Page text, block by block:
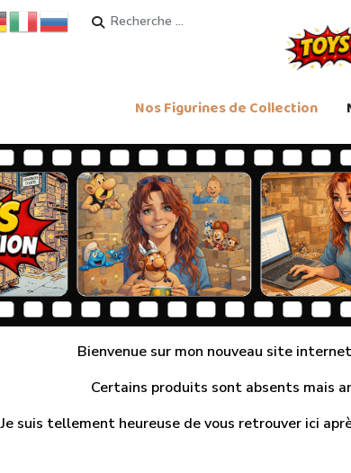
Rechercher
Nos Figurines de Collection
Bienvenue sur mon nouveau site
Certains produits sont absents mais
Je suis tellement heureuse de vous retrouver ici